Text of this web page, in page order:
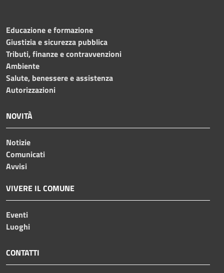
Educazione e formazione
Giustizia e sicurezza pubblica
Tributi, finanze e contravvenzioni
Ambiente
Salute, benessere e assistenza
Autorizzazioni
NOVITÀ
Notizie
Comunicati
Avvisi
VIVERE IL COMUNE
Eventi
Luoghi
CONTATTI